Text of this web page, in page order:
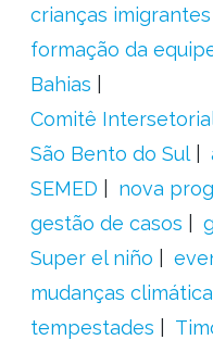
crianças imigrantes
formação da
Bahias
Comitê
São Bento do Sul
SEMED
nova
gestão de casos
Super el niño
mudanças
tempestades